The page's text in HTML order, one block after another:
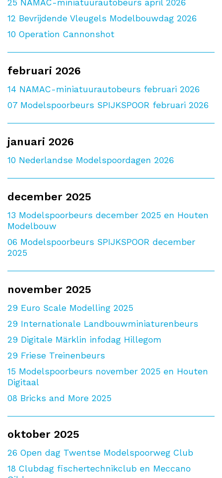
25 NAMAC-miniatuurautobeurs april 2026
12 Bevrijdende Vleugels Modelbouwdag 2026
10 Operation Cannonshot
februari 2026
14 NAMAC-miniatuurautobeurs februari 2026
07 Modelspoorbeurs SPIJKSPOOR februari 2026
januari 2026
10 Nederlandse Modelspoordagen 2026
december 2025
13 Modelspoorbeurs december 2025 en Houten
Modelbouw
06 Modelspoorbeurs SPIJKSPOOR december
2025
november 2025
29 Euro Scale Modelling 2025
29 Internationale Landbouwminiaturenbeurs
29 Digitale Märklin infodag Hillegom
29 Friese Treinenbeurs
15 Modelspoorbeurs november 2025 en Houten
Digitaal
08 Bricks and More 2025
oktober 2025
26 Open dag Twentse Modelspoorweg Club
18 Clubdag fischertechnikclub en Meccano